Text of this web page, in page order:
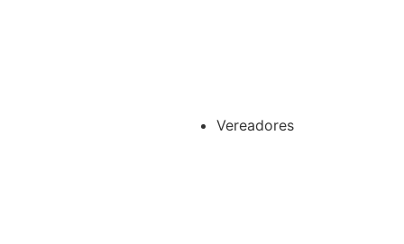
Vereadores